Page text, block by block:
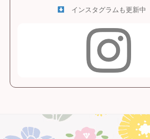
インスタグラムも更新中